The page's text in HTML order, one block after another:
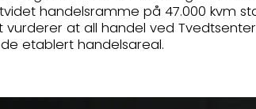
handelsramme på 47.000 kvm
at all handel ved
etablert handelsareal.